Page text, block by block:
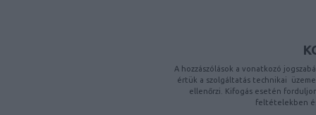
A hozzászólások a vonatkozó
értük a szolgáltatás technikai
ellenőrzi. Kifogás esetén
feltételekben